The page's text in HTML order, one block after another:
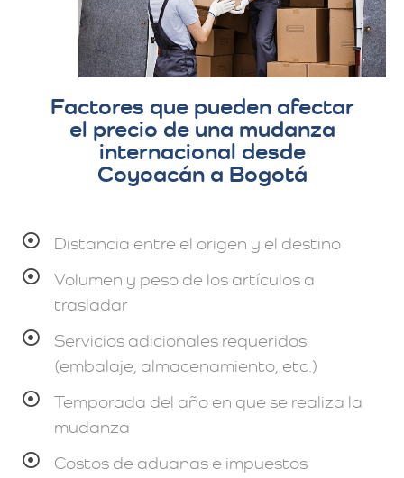
Factores que pueden afectar
el precio de una mudanza
internacional desde
Coyoacán a Bogotá
Distancia entre el origen y el destino
Volumen y peso de los artículos a
trasladar
Servicios adicionales requeridos
(embalaje, almacenamiento, etc.)
Temporada del año en que se realiza la
mudanza
Costos de aduanas e impuestos